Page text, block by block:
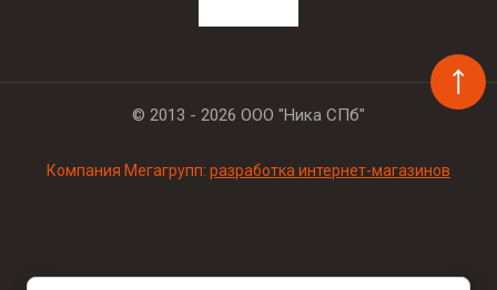
© 2013 - 2026 ООО "Ника СПб"
Компания Мегагрупп: разработка интернет-магазинов